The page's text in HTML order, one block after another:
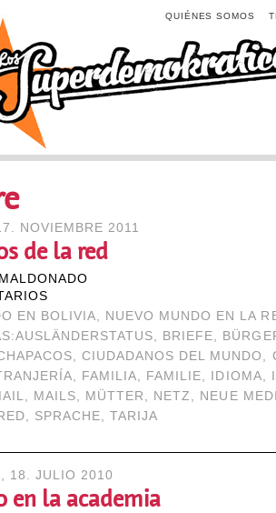
QUIÉNES SOMOS
NOVIEMBRE 2011
de la red
EN
BOLIVIA, NUEVO MUNDO EN LA
AUSLÄNDERSTATUS, BRIEFE,
, CIUDADANOS DEL MUNDO ,
, FAMILIA, FAMILIE, IDIOMA,
, MAILS, MÜTTER , NETZ , NEUE
, SPRACHE,TARIJA
18. JULIO 2010
en la academia